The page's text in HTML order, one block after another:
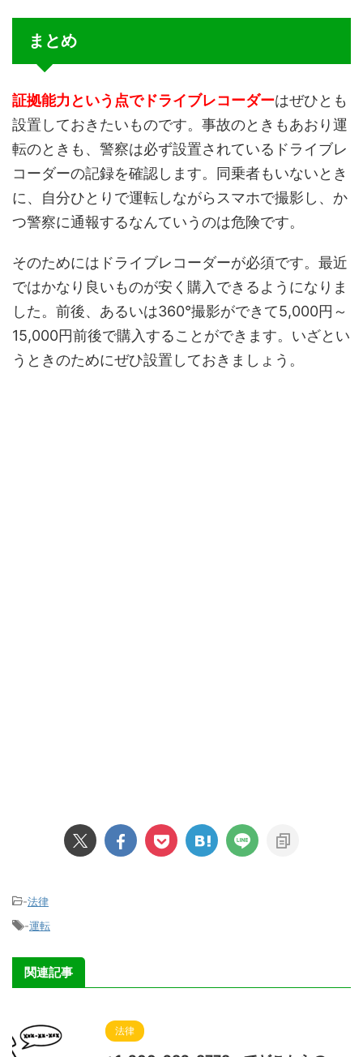
まとめ
証拠能力という点でドライブレコーダーはぜひとも
設置しておきたいものです。事故のときもあおり運
転のときも、警察は必ず設置されているドライブレ
コーダーの記録を確認します。同乗者もいないとき
に、自分ひとりで運転しながらスマホで撮影し、か
つ警察に通報するなんていうのは危険です。
そのためにはドライブレコーダーが必須です。最近
ではかなり良いものが安く購入できるようになりま
した。前後、あるいは360°撮影ができて5,000円～
15,000円前後で購入することができます。いざとい
うときのためにぜひ設置しておきましょう。
-法律
-運転
関連記事
法律